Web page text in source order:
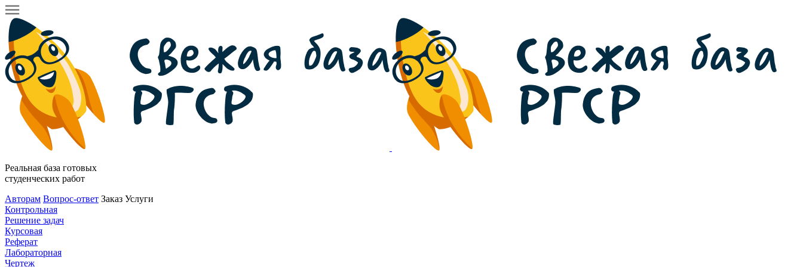
Реальная база готовых
студенческих работ
Авторам Вопрос-ответ Заказ Услуги
Контрольная
Решение задач
Курсовая
Реферат
Лабораторная
Чертеж